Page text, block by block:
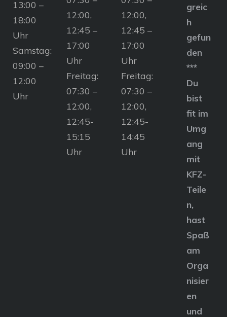
13:00 –
18:00
Uhr
Samstag:
09:00 –
12:00
Uhr
12:00,
12:45 –
17:00
Uhr
Freitag:
07:30 –
12:00,
12:45-
15:15
Uhr
12:00,
12:45 –
17:00
Uhr
Freitag:
07:30 –
12:00,
12:45-
14:45
Uhr
greic
h
gefun
den
***
Du
bist
fit im
Umg
ang
mit
KFZ-
Teile
n,
hast
Spaß
am
Orga
nisier
en
und